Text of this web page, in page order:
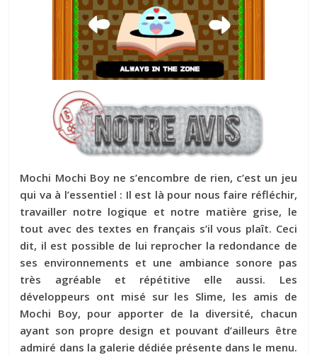
Mochi Mochi Boy ne s’encombre de rien, c’est un jeu
qui va à l’essentiel : Il est là pour nous faire réfléchir,
travailler notre logique et notre matière grise, le
tout avec des textes en français s’il vous plaît. Ceci
dit, il est possible de lui reprocher la redondance de
ses environnements et une ambiance sonore pas
très agréable et répétitive elle aussi. Les
développeurs ont misé sur les Slime, les amis de
Mochi Boy, pour apporter de la diversité, chacun
ayant son propre design et pouvant d’ailleurs être
admiré dans la galerie dédiée présente dans le menu.